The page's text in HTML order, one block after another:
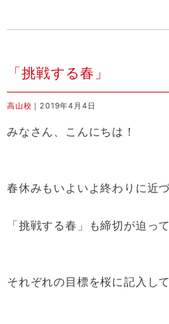
「挑戦する春」
高山校 ｜2019年4月4日
みなさん、こんにちは！
春休みもいよいよ終わりに近
「挑戦する春」も締切が迫っ
それぞれの目標を桜に記入し